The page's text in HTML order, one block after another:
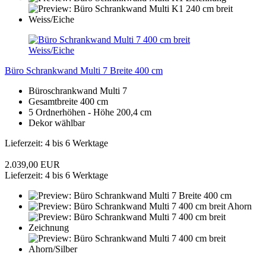
Büro Schrankwand Multi 7 Breite 400 cm
Büroschrankwand Multi 7
Gesamtbreite 400 cm
5 Ordnerhöhen - Höhe 200,4 cm
Dekor wählbar
Lieferzeit: 4 bis 6 Werktage
2.039,00 EUR
Lieferzeit: 4 bis 6 Werktage